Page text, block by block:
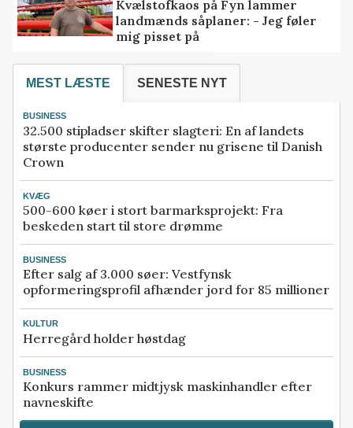
Kvælstofkaos på Fyn lammer
landmænds såplaner: - Jeg føler
mig pisset på
MEST LÆSTE SENESTE NYT
BUSINESS
32.500 stipladser skifter slagteri: En af landets
største producenter sender nu grisene til Danish
Crown
KVÆG
500-600 køer i stort barmarksprojekt: Fra
beskeden start til store drømme
BUSINESS
Efter salg af 3.000 søer: Vestfynsk
opformeringsprofil afhænder jord for 85 millioner
KULTUR
Herregård holder høstdag
BUSINESS
Konkurs rammer midtjysk maskinhandler efter
navneskifte